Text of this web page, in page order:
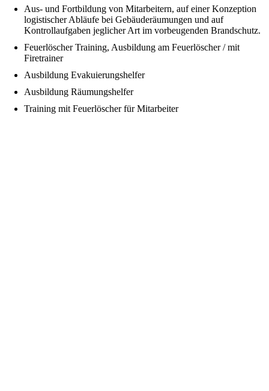
Aus- und Fortbildung von Mitarbeitern, auf einer Konzeption
logistischer Abläufe bei Gebäuderäumungen und auf
Kontrollaufgaben jeglicher Art im vorbeugenden Brandschutz.
Feuerlöscher Training, Ausbildung am Feuerlöscher / mit
Firetrainer
Ausbildung Evakuierungshelfer
Ausbildung Räumungshelfer
Training mit Feuerlöscher für Mitarbeiter